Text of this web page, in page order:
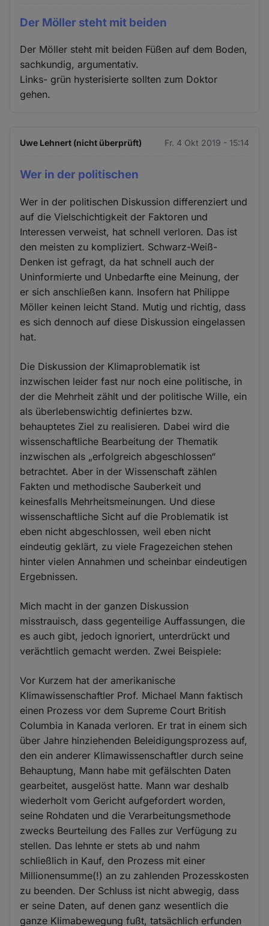
Der Möller steht mit beiden
Der Möller steht mit beiden Füßen auf dem Boden,
sachkundig, argumentativ.
Links- grün hysterisierte sollten zum Doktor
gehen.
Uwe Lehnert (nicht überprüft) Fr. 4 Okt 2019 - 15:14
Wer in der politischen
Wer in der politischen Diskussion differenziert und
auf die Vielschichtigkeit der Faktoren und
Interessen verweist, hat schnell verloren. Das ist
den meisten zu kompliziert. Schwarz-Weiß-
Denken ist gefragt, da hat schnell auch der
Uninformierte und Unbedarfte eine Meinung, der
er sich anschließen kann. Insofern hat Philippe
Möller keinen leicht Stand. Mutig und richtig, dass
es sich dennoch auf diese Diskussion eingelassen
hat.
Die Diskussion der Klimaproblematik ist
inzwischen leider fast nur noch eine politische, in
der die Mehrheit zählt und der politische Wille, ein
als überlebenswichtig definiertes bzw.
behauptetes Ziel zu realisieren. Dabei wird die
wissenschaftliche Bearbeitung der Thematik
inzwischen als „erfolgreich abgeschlossen“
betrachtet. Aber in der Wissenschaft zählen
Fakten und methodische Sauberkeit und
keinesfalls Mehrheitsmeinungen. Und diese
wissenschaftliche Sicht auf die Problematik ist
eben nicht abgeschlossen, weil eben nicht
eindeutig geklärt, zu viele Fragezeichen stehen
hinter vielen Annahmen und scheinbar eindeutigen
Ergebnissen.
Mich macht in der ganzen Diskussion
misstrauisch, dass gegenteilige Auffassungen, die
es auch gibt, jedoch ignoriert, unterdrückt und
verächtlich gemacht werden. Zwei Beispiele:
Vor Kurzem hat der amerikanische
Klimawissenschaftler Prof. Michael Mann faktisch
einen Prozess vor dem Supreme Court British
Columbia in Kanada verloren. Er trat in einem sich
über Jahre hinziehenden Beleidigungsprozess auf,
den ein anderer Klimawissenschaftler durch seine
Behauptung, Mann habe mit gefälschten Daten
gearbeitet, ausgelöst hatte. Mann war deshalb
wiederholt vom Gericht aufgefordert worden,
seine Rohdaten und die Verarbeitungsmethode
zwecks Beurteilung des Falles zur Verfügung zu
stellen. Das lehnte er stets ab und nahm
schließlich in Kauf, den Prozess mit einer
Millionensumme(!) an zu zahlenden Prozesskosten
zu beenden. Der Schluss ist nicht abwegig, dass
er seine Daten, auf denen ganz wesentlich die
ganze Klimabewegung fußt, tatsächlich erfunden